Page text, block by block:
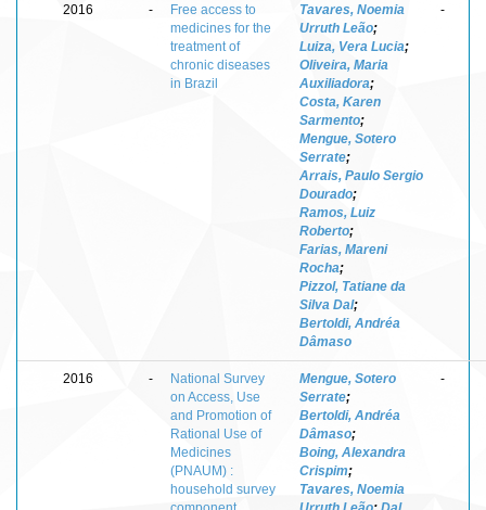
2016 -
Free access to
medicines for the
treatment of
chronic diseases
in Brazil
Tavares, Noemia
Urruth Leão;
Luiza, Vera Lucia;
Oliveira, Maria
Auxiliadora;
Costa, Karen
Sarmento;
Mengue, Sotero
Serrate;
Arrais, Paulo Sergio
Dourado;
Ramos, Luiz
Roberto;
Farias, Mareni
Rocha;
Pizzol, Tatiane da
Silva Dal;
Bertoldi, Andréa
Dâmaso
-
2016 -
National Survey
on Access, Use
and Promotion of
Rational Use of
Medicines
(PNAUM) :
household survey
Mengue, Sotero
Serrate;
Bertoldi, Andréa
Dâmaso;
Boing, Alexandra
Crispim;
Tavares, Noemia
-